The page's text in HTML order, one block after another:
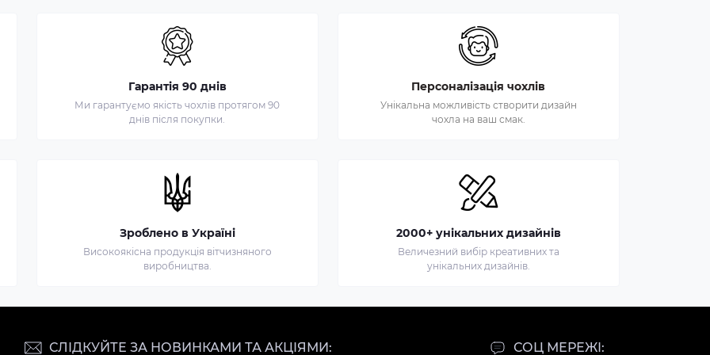
Гарантія 90 днів
Ми гарантуємо якість чохлів протягом 90
днів після покупки.
Персоналізація чохлів
Унікальна можливість створити дизайн
чохла на ваш смак.
Зроблено в Україні
Високоякісна продукція вітчизняного
виробництва.
2000+ унікальних дизайнів
Величезний вибір креативних та
унікальних дизайнів.
СОЦ МЕРЕЖІ:
СЛІДКУЙТЕ ЗА НОВИНКАМИ ТА АКЦІЯМИ: